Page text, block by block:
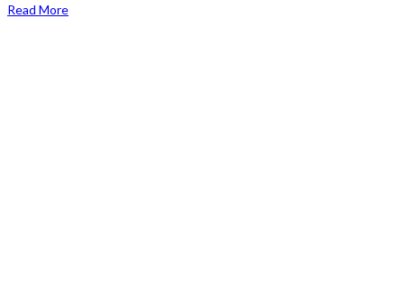
Read More